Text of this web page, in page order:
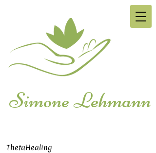
ThetaHealing
Simone Lehmann